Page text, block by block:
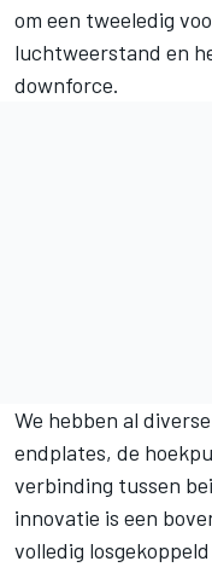
om een tweeledig
luchtweerstand en
downforce.
We hebben al
endplates, de
verbinding tussen
innovatie is een
volledig